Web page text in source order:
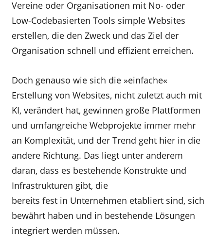
Vereine oder Organisationen mit No- oder
Low-Codebasierten Tools simple Websites
erstellen, die den Zweck und das Ziel der
Organisation schnell und effizient erreichen.
Doch genauso wie sich die »einfache«
Erstellung von Websites, nicht zuletzt auch mit
KI, verändert hat, gewinnen große Plattformen
und umfangreiche Webprojekte immer mehr
an Komplexität, und der Trend geht hier in die
andere Richtung. Das liegt unter anderem
daran, dass es bestehende Konstrukte und
Infrastrukturen gibt, die
bereits fest in Unternehmen etabliert sind, sich
bewährt haben und in bestehende Lösungen
integriert werden müssen.